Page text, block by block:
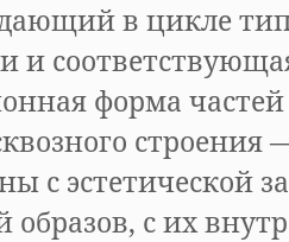
в цикле
и
форма
строения
с эстетической
образов, с их